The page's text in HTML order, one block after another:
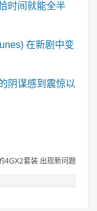
时间就能全半
在新剧中变
阴谋感到震惊以
4GX2套装 出现新问题